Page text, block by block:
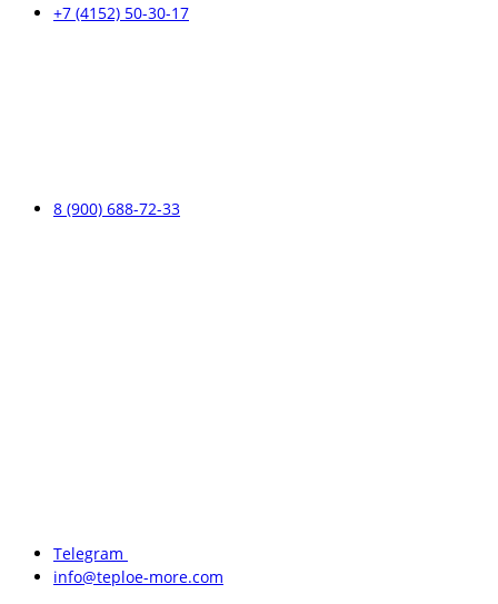
+7 (4152) 50-30-17
8 (900) 688-72-33
Telegram
info@teploe-more.com